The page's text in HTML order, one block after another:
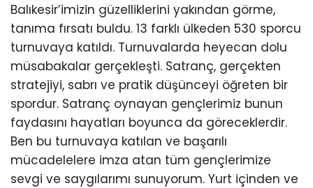
Balıkesir’imizin güzelliklerini yakından görme,
tanıma fırsatı buldu. 13 farklı ülkeden 530 sporcu
turnuvaya katıldı. Turnuvalarda heyecan dolu
müsabakalar gerçekleşti. Satranç, gerçekten
stratejiyi, sabrı ve pratik düşünceyi öğreten bir
spordur. Satranç oynayan gençlerimiz bunun
faydasını hayatları boyunca da göreceklerdir.
Ben bu turnuvaya katılan ve başarılı
mücadelelere imza atan tüm gençlerimize
sevgi ve saygılarımı sunuyorum. Yurt içinden ve